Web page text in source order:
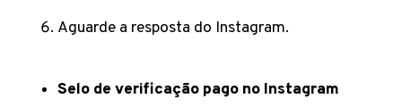
Aguarde a resposta do Instagram.
Selo de verificação pago no Instagram